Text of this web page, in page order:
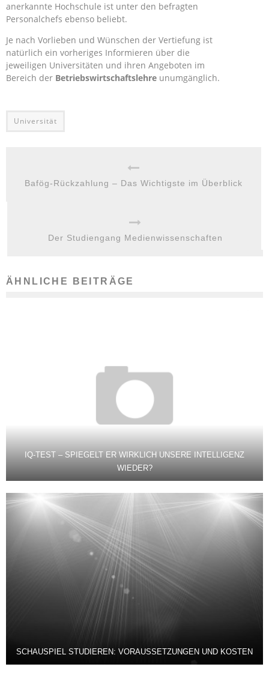
anerkannte Hochschule ist unter den befragten
Personalchefs ebenso beliebt.
Je nach Vorlieben und Wünschen der Vertiefung ist
natürlich ein vorheriges Informieren über die
jeweiligen Universitäten und ihren Angeboten im
Bereich der Betriebswirtschaftslehre unumgänglich.
Universität
Bafög-Rückzahlung – Das Wichtigste im Überblick
Der Studiengang Medienwissenschaften
ÄHNLICHE BEITRÄGE
IQ-TEST – SPIEGELT ER WIRKLICH UNSERE INTELLIGENZ
WIEDER?
SCHAUSPIEL STUDIEREN: VORAUSSETZUNGEN UND KOSTEN